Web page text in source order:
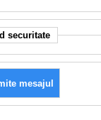
securitate